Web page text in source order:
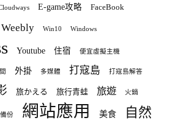
E-game攻略 FaceBook
Weebly Win10 Windows
Youtube 住宿 便宜虛擬主機
外掛 多媒體 打寇島 打寇島解答
旅かえる 旅行青蛙 旅遊 火鍋
份 網站應用 美食 自然